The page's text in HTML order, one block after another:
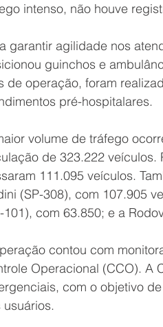
intenso, não houve
garantir agilidade nos
guinchos e
de operação, foram
pré-hospitalares.
volume de tráfego
de 323.222 veículos.
111.095 veículos.
(SP-308), com 107.905
101), com 63.850; e a
contou com
Operacional (CCO). A
com o objetivo
usuários.